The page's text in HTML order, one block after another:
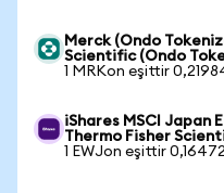
Merck (Ondo
Scientific (Ondo
1 MRKon eşittir
iShares MSCI Japan
Thermo Fisher
1 EWJon eşittir